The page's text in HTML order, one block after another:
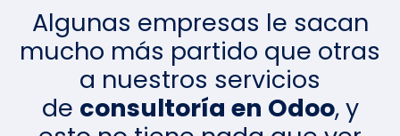
Algunas empresas le sacan
mucho más partido que otras
a nuestros servicios
de consultoría en Odoo, y